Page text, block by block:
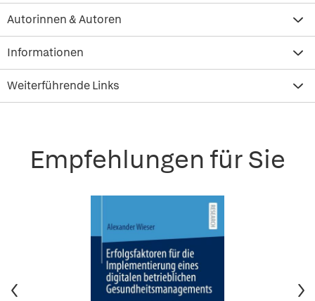
Autorinnen & Autoren
Informationen
Weiterführende Links
Empfehlungen für Sie